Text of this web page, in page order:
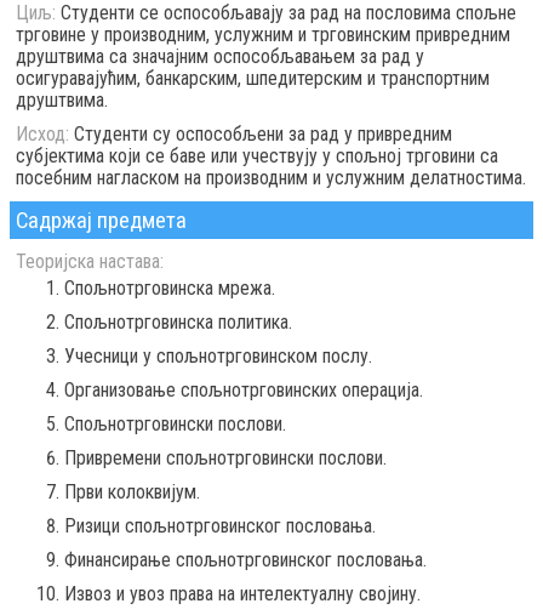
Циљ: Студенти се оспособљавају за рад на пословима спољне
трговине у производним, услужним и трговинским привредним
друштвима са значајним оспособљавањем за рад у
осигуравајућим, банкарским, шпедитерским и транспортним
друштвима.
Исход: Студенти су оспособљени за рад у привредним
субјектима који се баве или учествују у спољној трговини са
посебним нагласком на производним и услужним делатностима.
Садржај предмета
Теоријска настава:
Спољнотрговинска мрежа.
Спољнотрговинска политика.
Учесници у спољнотрговинском послу.
Организовање спољнотрговинских операција.
Спољнотрговински послови.
Привремени спољнотрговински послови.
Први колоквијум.
Ризици спољнотрговинског пословања.
Финансирање спољнотрговинског пословања.
Извоз и увоз права на интелектуалну својину.